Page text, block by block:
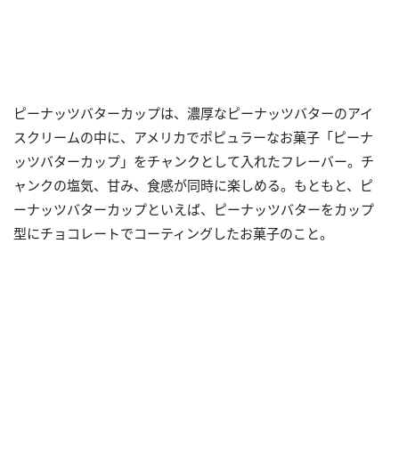
ピーナッツバターカップは、濃厚なピーナッツバターのアイ
スクリームの中に、アメリカでポピュラーなお菓子「ピーナ
ッツバターカップ」をチャンクとして入れたフレーバー。チ
ャンクの塩気、甘み、食感が同時に楽しめる。もともと、ピ
ーナッツバターカップといえば、ピーナッツバターをカップ
型にチョコレートでコーティングしたお菓子のこと。